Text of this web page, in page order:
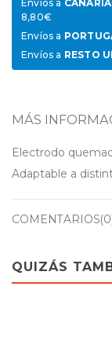
Envíos a
8,80€
Envíos a
Envíos a RESTO
MÁS
Electrodo
Adaptable a
QUIZÁS